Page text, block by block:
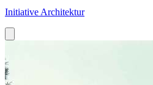
Initiative Architektur